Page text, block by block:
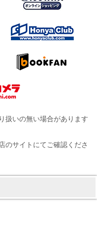
扱いの無い場合があります
のサイトにてご確認くださ